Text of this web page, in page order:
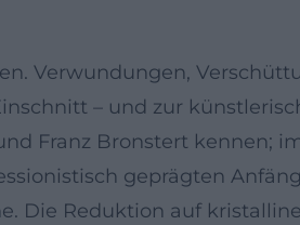
Verwundungen,
– und zur
Franz Bronstert kennen;
geprägten
Die Reduktion auf